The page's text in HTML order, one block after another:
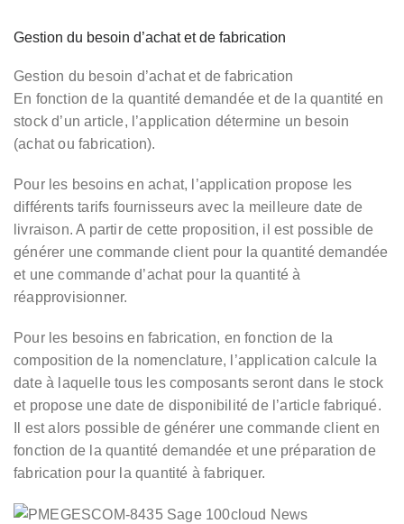
Gestion du besoin d’achat et de fabrication
Gestion du besoin d’achat et de fabrication
En fonction de la quantité demandée et de la quantité en
stock d’un article, l’application détermine un besoin
(achat ou fabrication).
Pour les besoins en achat, l’application propose les
différents tarifs fournisseurs avec la meilleure date de
livraison. A partir de cette proposition, il est possible de
générer une commande client pour la quantité demandée
et une commande d’achat pour la quantité à
réapprovisionner.
Pour les besoins en fabrication, en fonction de la
composition de la nomenclature, l’application calcule la
date à laquelle tous les composants seront dans le stock
et propose une date de disponibilité de l’article fabriqué.
Il est alors possible de générer une commande client en
fonction de la quantité demandée et une préparation de
fabrication pour la quantité à fabriquer.